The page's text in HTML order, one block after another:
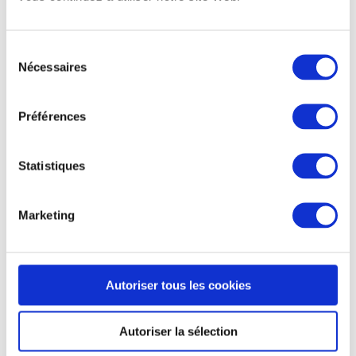
Nécessaires
Préférences
Statistiques
Marketing
Autoriser tous les cookies
Autoriser la sélection
SAINT-ETIENNE LE MAGAZINE : LA
CUP GAGNANTE